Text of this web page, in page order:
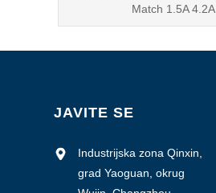
Match 1.5A 4.2A
JAVITE SE
Industrijska zona Qinxin,
grad Yaoguan, okrug